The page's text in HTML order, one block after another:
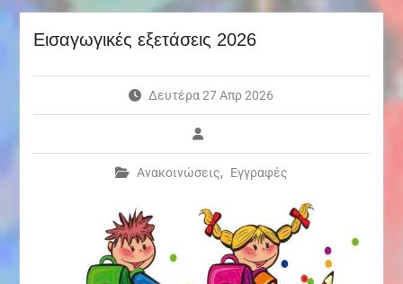
Εισαγωγικές εξετάσεις 2026
Δευτέρα 27 Απρ 2026
Ανακοινώσεις, Εγγραφές